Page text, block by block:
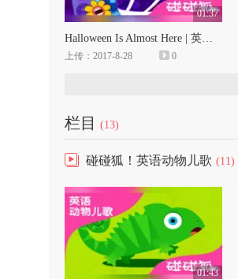
01:37
Halloween Is Almost Here | 英语万圣节儿歌 | 碰碰狐！儿童儿歌
上传：2017-8-28 0
栏目 (13)
碰碰狐！英语动物儿歌 (11)
01:43